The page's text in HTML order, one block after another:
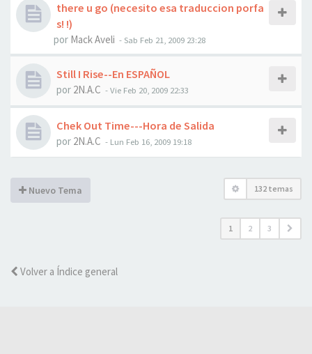
there u go (necesito esa traduccion porfa
s! !)
por Mack Aveli - Sab Feb 21, 2009 23:28
Still I Rise--En ESPAÑOL
por 2N.A.C -Vie Feb 20, 2009 22:33
Chek Out Time---Hora de Salida
por 2N.A.C - Lun Feb 16, 2009 19:18
Nuevo Tema 132 temas
1 2 3
Volver a Índice general